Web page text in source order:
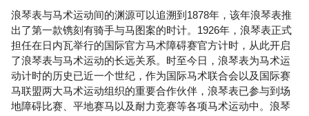
浪琴表与马术运动间的渊源可以追溯到1878年，该年浪琴表推
出了第一款镌刻有骑手与马图案的时计。1926年，浪琴表正式
担任在日内瓦举行的国际官方马术障碍赛官方计时，从此开启
了浪琴表与马术运动的长远关系。时至今日，浪琴表为马术运
动计时的历史已近一个世纪，作为国际马术联合会以及国际赛
马联盟两大马术运动组织的重要合作伙伴，浪琴表已参与到场
地障碍比赛、平地赛马以及耐力竞赛等各项马术运动中。浪琴